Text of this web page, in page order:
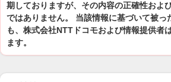
期しておりますが、その内容の正確性およ
ではありません。 当該情報に基づいて被っ
も、株式会社NTTドコモおよび情報提供者
ます。